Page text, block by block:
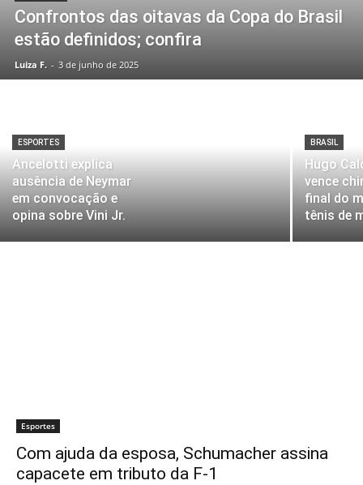
Confrontos das oitavas da Copa do Brasil
estão definidos; confira
Luiza F. - 3 de junho de 2025
ESPORTES
Ancelotti explica
ausência de Neymar
em convocação e
opina sobre Vini Jr.
BRASIL
Hugo
vence
final do
tênis de
Esportes
Com ajuda da esposa, Schumacher assina
capacete em tributo da F-1